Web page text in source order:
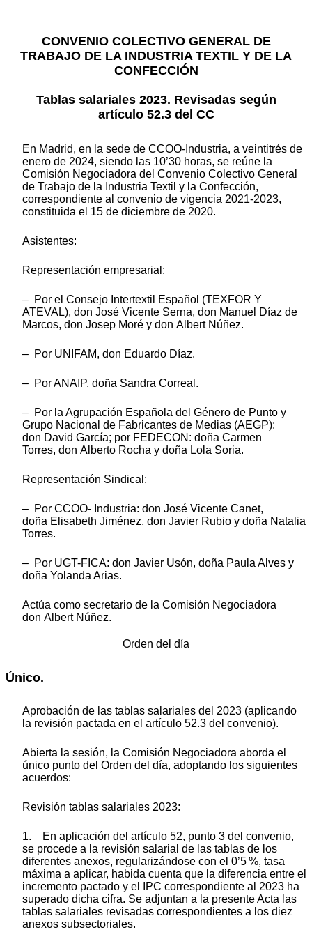
CONVENIO COLECTIVO GENERAL DE
TRABAJO DE LA INDUSTRIA TEXTIL Y DE LA
CONFECCIÓN
Tablas salariales 2023. Revisadas según
artículo 52.3 del CC
En Madrid, en la sede de CCOO-Industria, a veintitrés de
enero de 2024, siendo las 10’30 horas, se reúne la
Comisión Negociadora del Convenio Colectivo General
de Trabajo de la Industria Textil y la Confección,
correspondiente al convenio de vigencia 2021-2023,
constituida el 15 de diciembre de 2020.
Asistentes:
Representación empresarial:
– Por el Consejo Intertextil Español (TEXFOR Y
ATEVAL), don José Vicente Serna, don Manuel Díaz de
Marcos, don Josep Moré y don Albert Núñez.
– Por UNIFAM, don Eduardo Díaz.
– Por ANAIP, doña Sandra Correal.
– Por la Agrupación Española del Género de Punto y
Grupo Nacional de Fabricantes de Medias (AEGP):
don David García; por FEDECON: doña Carmen
Torres, don Alberto Rocha y doña Lola Soria.
Representación Sindical:
– Por CCOO- Industria: don José Vicente Canet,
doña Elisabeth Jiménez, don Javier Rubio y doña Natalia
Torres.
– Por UGT-FICA: don Javier Usón, doña Paula Alves y
doña Yolanda Arias.
Actúa como secretario de la Comisión Negociadora
don Albert Núñez.
Orden del día
Único.
Aprobación de las tablas salariales del 2023 (aplicando
la revisión pactada en el artículo 52.3 del convenio).
Abierta la sesión, la Comisión Negociadora aborda el
único punto del Orden del día, adoptando los siguientes
acuerdos:
Revisión tablas salariales 2023:
1. En aplicación del artículo 52, punto 3 del convenio,
se procede a la revisión salarial de las tablas de los
diferentes anexos, regularizándose con el 0’5 %, tasa
máxima a aplicar, habida cuenta que la diferencia entre el
incremento pactado y el IPC correspondiente al 2023 ha
superado dicha cifra. Se adjuntan a la presente Acta las
tablas salariales revisadas correspondientes a los diez
anexos subsectoriales.